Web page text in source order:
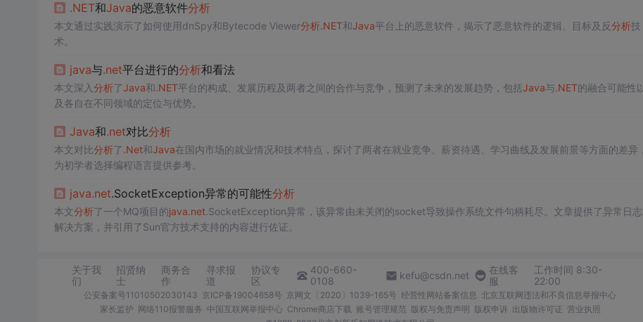
.NET和Java的恶意软件分析
本文通过实践演示了如何使用dnSpy和Bytecode Viewer分析.NET和Java平台上的恶意软件，揭示了恶意软件的逻辑、目标及反分析技
术。
java与.net平台进行的分析和看法
本文深入分析了Java和.NET平台的构成、发展历程及两者之间的合作与竞争，预测了未来的发展趋势，包括Java与.NET的融合可能性
及各自在不同领域的定位与优势。
Java和.net对比分析
本文对比分析了.Net和Java在国内市场的就业情况和技术特点，探讨了两者在就业竞争、薪资待遇、学习曲线及发展前景等方面的差异，
为初学者选择编程语言提供参考。
java.net.SocketException异常的可能性分析
本文分析了一个MQ项目的java.net.SocketException异常，该异常由未关闭的socket导致操作系统文件句柄耗尽。文章提供了异常日
解决方案，并引用了Sun官方技术支持的内容进行佐证。
关于我
们
招贤纳
士
商务合
作
寻求报
道
协议专
区
400-660-
0108
kefu@csdn.net
在线客
服
工作时间 8:30-
22:00
公安备案号11010502030143 京ICP备19004658号 京网文〔2020〕1039-165号 经营性网站备案信息 北京互联网违法和不良信息举报中心
家长监护 网络110报警服务 中国互联网举报中心 Chrome商店下载 账号管理规范 版权与免责声明 版权申诉 出版物许可证 营业执照